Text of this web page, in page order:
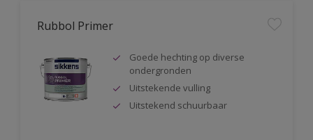
Rubbol Primer
Goede hechting op diverse
ondergronden
Uitstekende vulling
Uitstekend schuurbaar